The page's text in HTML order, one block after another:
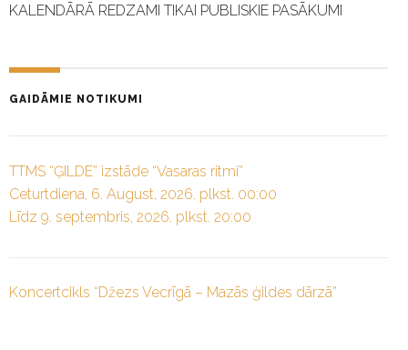
KALENDĀRĀ REDZAMI TIKAI PUBLISKIE PASĀKUMI
GAIDĀMIE NOTIKUMI
TTMS “ĢILDE” izstāde “Vasaras ritmi”
Ceturtdiena, 6. August, 2026. plkst. 00:00
Līdz 9. septembris, 2026. plkst. 20:00
Koncertcikls “Džezs Vecrīgā – Mazās ģildes dārzā”